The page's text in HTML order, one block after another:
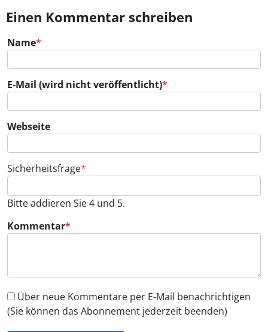
Einen Kommentar schreiben
Name*
E-Mail (wird nicht veröffentlicht)*
Webseite
Sicherheitsfrage*
Bitte addieren Sie 4 und 5.
Kommentar*
Über neue Kommentare per E-Mail benachrichtigen
(Sie können das Abonnement jederzeit beenden)